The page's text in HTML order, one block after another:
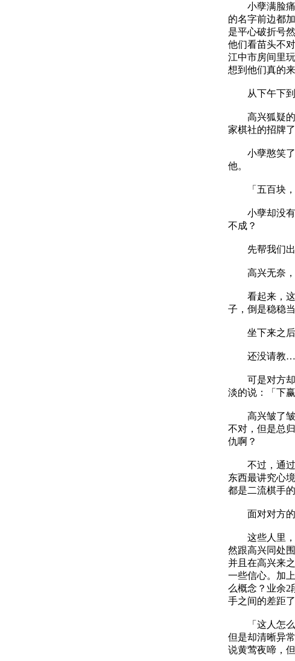
小孽满脸痛
的名字前边都
是平心破折号
他们看苗头不
江中市房间里
想到他们真的
从下午下到
高兴狐疑的
家棋社的招牌
小孽憨笑了
他。
「五百块，
小孽却没有
不成？
先帮我们出
高兴无奈，
看起来，这
子，倒是稳稳
坐下来之后
还没请教
可是对方却
淡的说：「下
高兴皱了皱
不对，但是总
仇啊？
不过，通过
东西最讲究心
都是二流棋手的
面对对方的
这些人里，
然跟高兴同处
并且在高兴来
一些信心。加
么概念？业余2
手之间的差距了
「这人怎么
但是却清晰异
说黄莺夜啼，